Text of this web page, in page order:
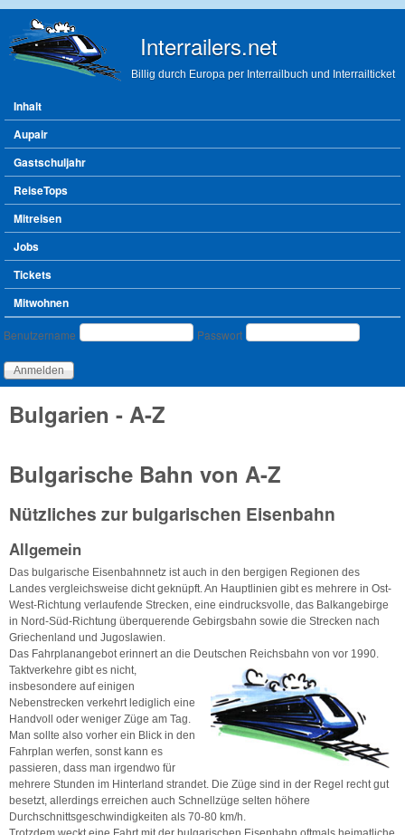
Interrailers.net
Billig durch Europa per Interrailbuch und Interrailticket
Hauptmenü
Inhalt
Aupair
Gastschuljahr
ReiseTops
Mitreisen
Jobs
Tickets
Mitwohnen
Benutzeranmeldung
Benutzername Passwort
Bulgarien - A-Z
Bulgarische Bahn von A-Z
Nützliches zur bulgarischen Eisenbahn
Allgemein
Das bulgarische Eisenbahnnetz ist auch in den bergigen Regionen des
Landes vergleichsweise dicht geknüpft. An Hauptlinien gibt es mehrere in Ost-
West-Richtung verlaufende Strecken, eine eindrucksvolle, das Balkangebirge
in Nord-Süd-Richtung überquerende Gebirgsbahn sowie die Strecken nach
Griechenland und Jugoslawien.
Das Fahrplanangebot erinnert an die Deutschen Reichsbahn von vor 1990.
Taktverkehre gibt es nicht,
insbesondere auf einigen
Nebenstrecken verkehrt lediglich eine
Handvoll oder weniger Züge am Tag.
Man sollte also vorher ein Blick in den
Fahrplan werfen, sonst kann es
passieren, dass man irgendwo für
mehrere Stunden im Hinterland strandet. Die Züge sind in der Regel recht gut
besetzt, allerdings erreichen auch Schnellzüge selten höhere
Durchschnittsgeschwindigkeiten als 70-80 km/h.